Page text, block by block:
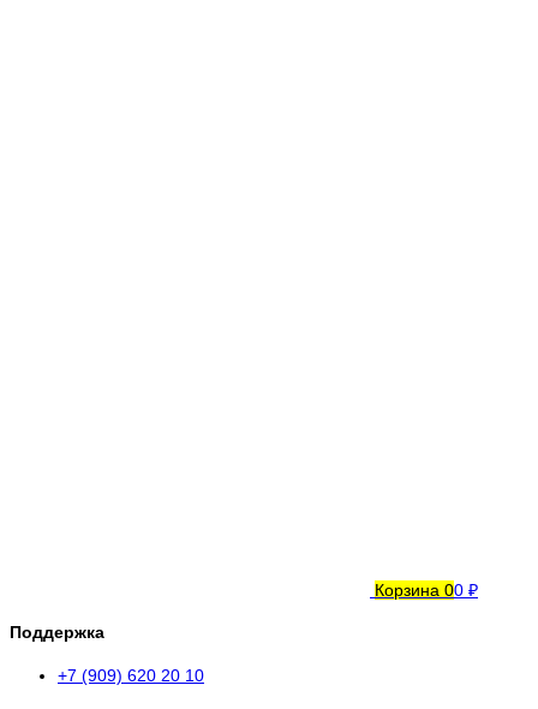
Корзина 00 ₽
Поддержка
+7 (909) 620 20 10